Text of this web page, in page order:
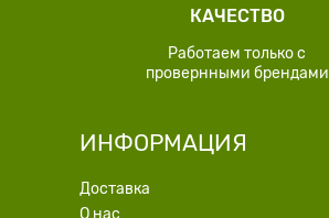
КАЧЕСТВО
Работаем только с
провернными брендами
ИНФОРМАЦИЯ
Доставка
О нас